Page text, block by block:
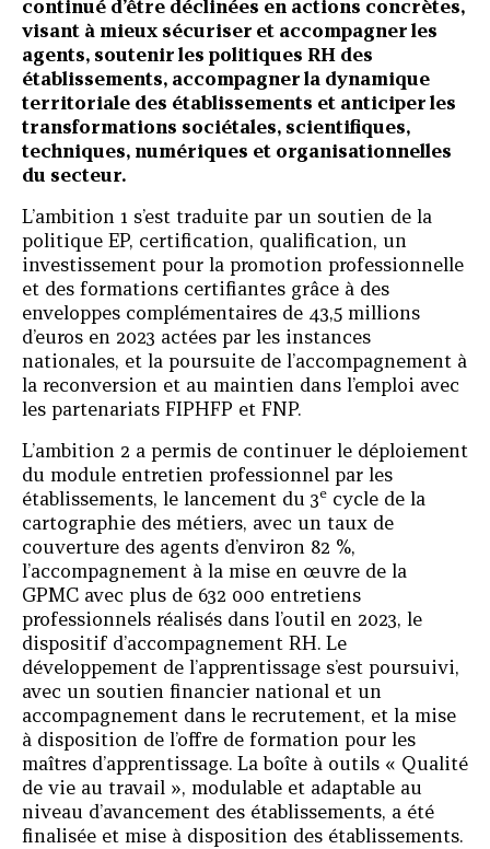
continué d’être déclinées en actions concrètes,
visant à mieux sécuriser et accompagner les
agents, soutenir les politiques RH des
établissements, accompagner la dynamique
territoriale des établissements et anticiper les
transformations sociétales, scientifiques,
techniques, numériques et organisationnelles
du secteur.
L’ambition 1 s’est traduite par un soutien de la
politique EP, certification, qualification, un
investissement pour la promotion professionnelle
et des formations certifiantes grâce à des
enveloppes complémentaires de 43,5 millions
d’euros en 2023 actées par les instances
nationales, et la poursuite de l’accompagnement à
la reconversion et au maintien dans l’emploi avec
les partenariats FIPHFP et FNP.
L’ambition 2 a permis de continuer le déploiement
du module entretien professionnel par les
établissements, le lancement du 3e cycle de la
cartographie des métiers, avec un taux de
couverture des agents d’environ 82 %,
l’accompagnement à la mise en œuvre de la
GPMC avec plus de 632 000 entretiens
professionnels réalisés dans l’outil en 2023, le
dispositif d’accompagnement RH. Le
développement de l’apprentissage s’est poursuivi,
avec un soutien financier national et un
accompagnement dans le recrutement, et la mise
à disposition de l’offre de formation pour les
maîtres d’apprentissage. La boîte à outils « Qualité
de vie au travail », modulable et adaptable au
niveau d’avancement des établissements, a été
finalisée et mise à disposition des établissements.